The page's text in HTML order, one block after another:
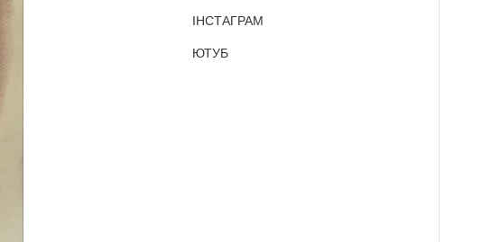
ІНСТАГРАМ
ЮТУБ